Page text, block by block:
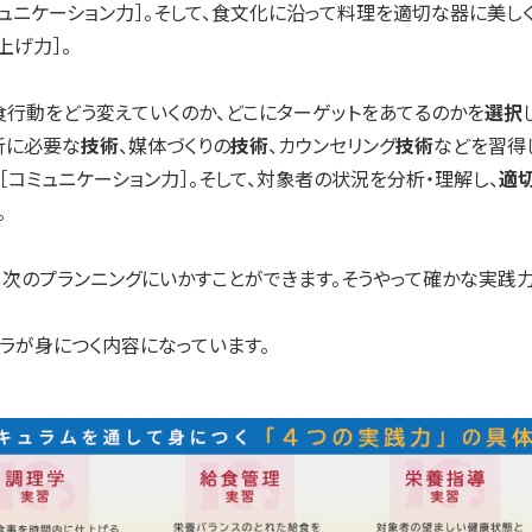
ニケーション力］。そして、食文化に沿って料理を適切な器に美し
げ力］。
動をどう変えていくのか、どこにターゲットをあてるのかを選択
に必要な技術、媒体づくりの技術、カウンセリング技術などを習得
コミュニケーション力］。そして、対象者の状況を分析・理解し、適
のプランニングにいかすことができます。そうやって確かな実践
身につく内容になっています。